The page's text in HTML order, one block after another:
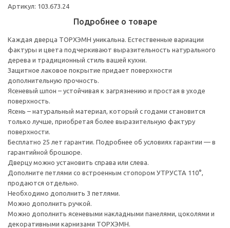
Артикул: 103.673.24
Подробнее о товаре
Каждая дверца ТОРХЭМН уникальна. Естественные вариации
фактуры и цвета подчеркивают выразительность натурального
дерева и традиционный стиль вашей кухни.
Защитное лаковое покрытие придает поверхности
дополнительную прочность.
Ясеневый шпон – устойчивая к загрязнению и простая в уходе
поверхность.
Ясень – натуральный материал, который с годами становится
только лучше, приобретая более выразительную фактуру
поверхности.
Бесплатно 25 лет гарантии. Подробнее об условиях гарантии — в
гарантийной брошюре.
Дверцу можно установить справа или слева.
Дополните петлями со встроенным стопором УТРУСТА 110°,
продаются отдельно.
Необходимо дополнить 3 петлями.
Можно дополнить ручкой.
Можно дополнить ясеневыми накладными панелями, цоколями и
декоративными карнизами ТОРХЭМН.